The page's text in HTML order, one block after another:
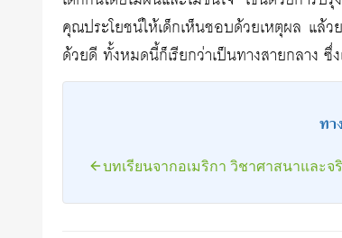
คุณประโยชน์ให้เด็กเห็นชอบด้วยเหตุผล แล้ว
ด้วยดี ทั้งหมดนี้ก็เรียกว่าเป็นทางสายกลาง ซึ่
ท
บทเรียนจากอเมริกา วิชาศาสนาและจ